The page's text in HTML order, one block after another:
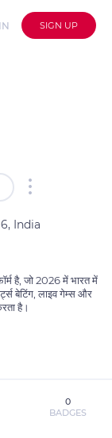
SIGN UP
India
है, जो 2026 में भारत में
बेटिंग, लाइव गेम्स और
है।
0
BADGES